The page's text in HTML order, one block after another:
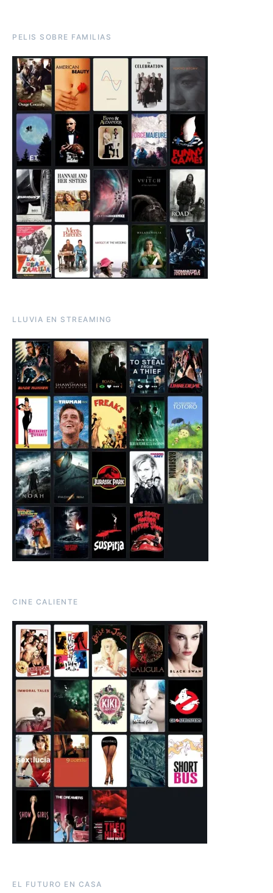
PELIS SOBRE FAMILIAS
LLUVIA EN STREAMING
CINE CALIENTE
EL FUTURO EN CASA